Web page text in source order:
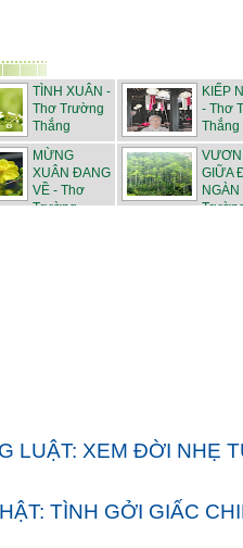
TÌNH XUÂN -
Thơ Trường
Thắng
KIẾP
- Thơ
Thắng
MỪNG
XUÂN ĐANG
VỀ - Thơ
Trường
VƯƠN
GIỮA
LUẬT: XEM ĐỜI NHẸ
TÌNH GỞI GIẤC